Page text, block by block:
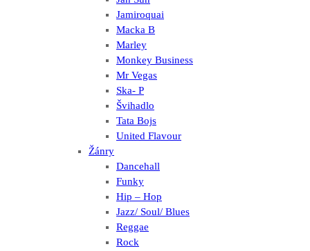
Jamiroquai
Macka B
Marley
Monkey Business
Mr Vegas
Ska- P
Švihadlo
Tata Bojs
United Flavour
Žánry
Dancehall
Funky
Hip – Hop
Jazz/ Soul/ Blues
Reggae
Rock